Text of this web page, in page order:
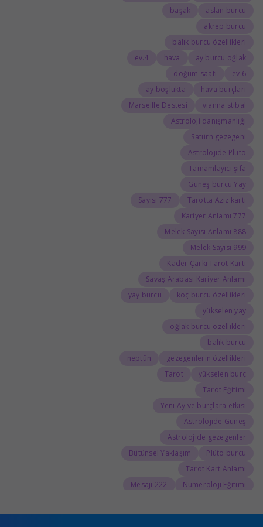
aslan burcu
başak
akrep burcu
balık burcu özellikleri
ay burcu oğlak
hava
4.ev
6.ev
doğum saati
hava burçları
ay boşlukta
vianna stibal
Marseille Destesi
Astroloji danışmanlığı
Satürn gezegeni
Astrolojide Plüto
Tamamlayıcı şifa
Güneş burcu Yay
Tarotta Aziz kartı
777 Sayısı
777 Kariyer Anlamı
888 Melek Sayısı Anlamı
999 Melek Sayısı
Kader Çarkı Tarot Kartı
Savaş Arabası Kariyer Anlamı
koç burcu özellikleri
yay burcu
yükselen yay
oğlak burcu özellikleri
balık burcu
gezegenlerin özellikleri
neptün
yükselen burç
Tarot
Tarot Eğitimi
Yeni Ay ve burçlara etkisi
Astrolojide Güneş
Astrolojide gezegenler
Plüto burcu
Bütünsel Yaklaşım
Tarot Kart Anlamı
Numeroloji Eğitimi
222 Mesajı
888 Kariyer Anlamı